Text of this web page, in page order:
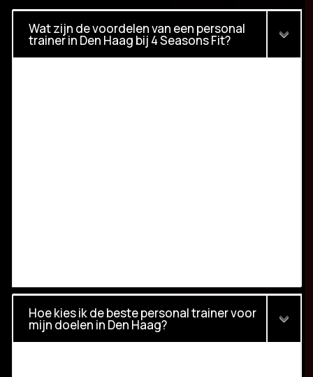
Wat zijn de voordelen van een personal
trainer in Den Haag bij 4 Seasons Fit?
Hoe kies ik de beste personal trainer voor
mijn doelen in Den Haag?